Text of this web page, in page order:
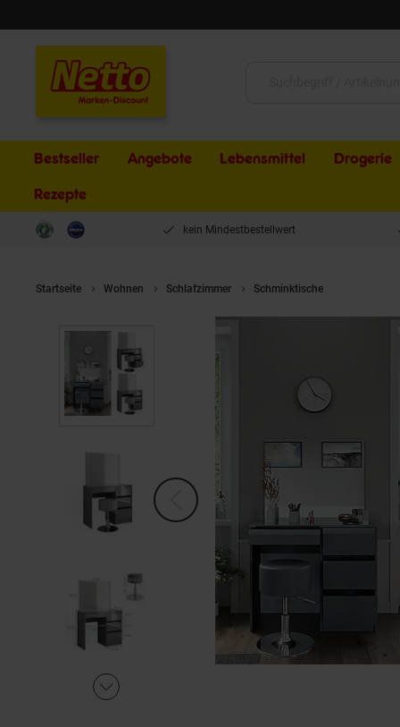
Bestseller Angebote Lebensmittel Drogerie
Rezepte
kein Mindestbestellwert
Startseite Wohnen Schlafzimmer Schminktische